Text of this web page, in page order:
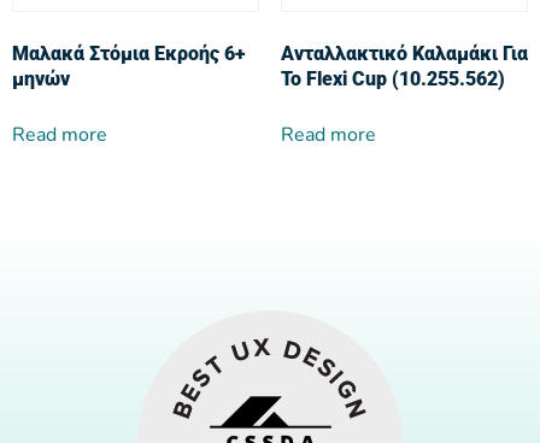
Μαλακά Στόμια Εκροής 6+
μηνών
Read more
Ανταλλακτικό Καλαμάκι Για
Το Flexi Cup (10.255.562)
Read more